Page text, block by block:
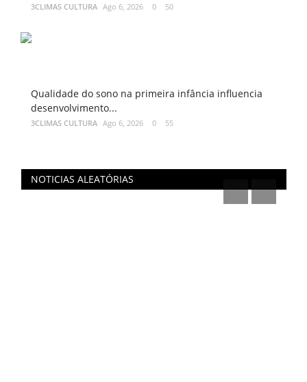
3CLIMAS CULTURA Ago 6, 2026 0 50
Qualidade do sono na primeira infância influencia
desenvolvimento...
3CLIMAS CULTURA Ago 6, 2026 0 55
NOTICIAS ALEATÓRIAS